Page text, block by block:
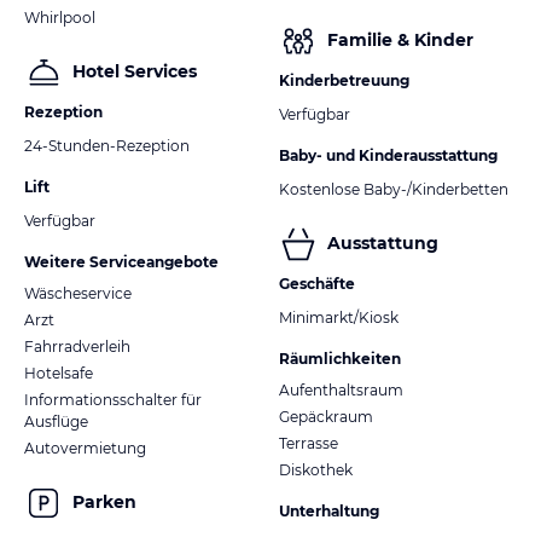
Whirlpool
Hotel Services
Rezeption
24-Stunden-Rezeption
Lift
Verfügbar
Weitere Serviceangebote
Wäscheservice
Arzt
Fahrradverleih
Hotelsafe
Informationsschalter für
Ausflüge
Autovermietung
Parken
Familie & Kinder
Kinderbetreuung
Verfügbar
Baby- und Kinderausstattung
Kostenlose Baby-/Kinderbetten
Ausstattung
Geschäfte
Minimarkt/Kiosk
Räumlichkeiten
Aufenthaltsraum
Gepäckraum
Terrasse
Diskothek
Unterhaltung